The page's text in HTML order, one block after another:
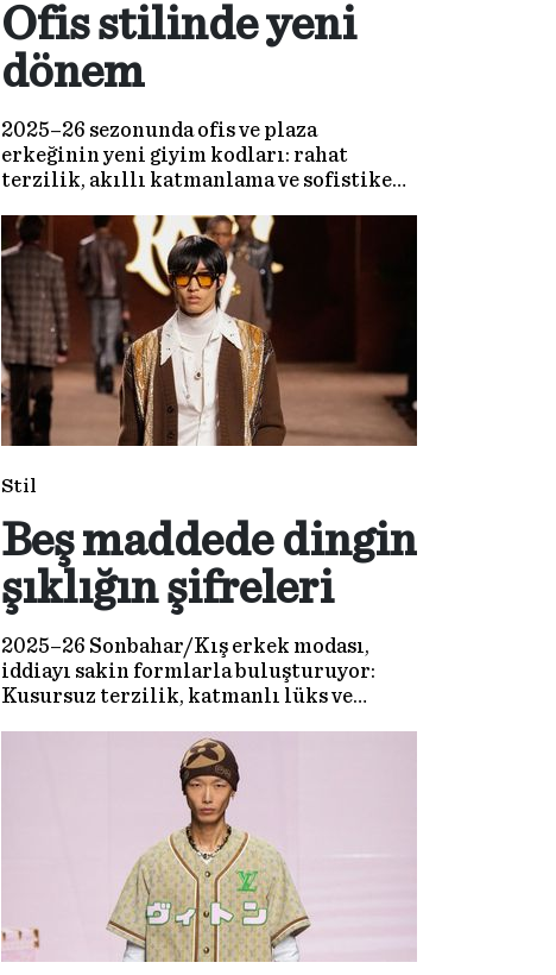
Ofis stilinde yeni
dönem
2025–26 sezonunda ofis ve plaza
erkeğinin yeni giyim kodları: rahat
terzilik, akıllı katmanlama ve sofistike
Stil
Beş maddede dingin
şıklığın şifreleri
2025–26 Sonbahar/Kış erkek modası,
iddiayı sakin formlarla buluşturuyor:
Kusursuz terzilik, katmanlı lüks ve
kumaşlar, doğal dokular ve ölçülü
parıltılarla “daha az = daha fazla”
denklemi sezona damga vuruyor.